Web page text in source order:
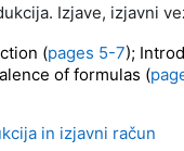
Izjave, izjavni
(pages 5-7);
of formulas (
in izjavni račun